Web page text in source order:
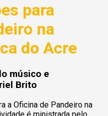
para
na
do Acre
músico e
Brito
a Oficina de Pandeiro na
é ministrada pelo